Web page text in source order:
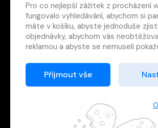
×
Máte u nás
registrovaný
účet?
Registrací
na zboží ve výši
Registrovat
Zásady cookies
Pro co nejlepší zážitek z procházení
fungovalo vyhledávání, abychom si
máte v košíku, abyste jednoduše
objednávky, abychom vás
reklamou a abyste se nemuseli
Proto od vás potřebujeme souhlas
zpracováním souborů cookies
Děkujeme, že nám ho dáte a
Přijmout vše